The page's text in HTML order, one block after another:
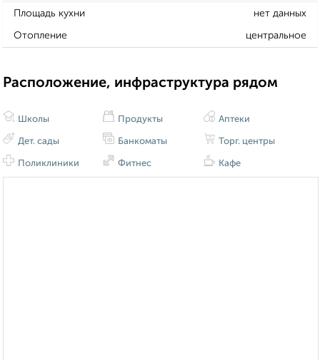
Площадь кухни нет данных
Отопление центральное
Расположение, инфраструктура рядом
Школы
Дет. сады
Поликлиники
Продукты
Банкоматы
Фитнес
Аптеки
Торг. центры
Кафе